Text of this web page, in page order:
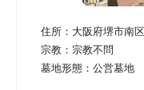
住所： 大阪府堺市南
宗教： 宗教不問
墓地形態： 公営墓地